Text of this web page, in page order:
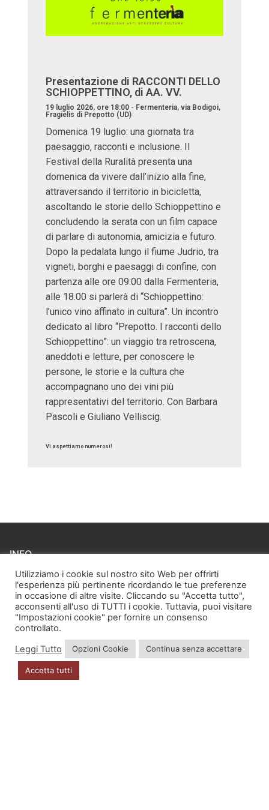
Presentazione di RACCONTI DELLO
SCHIOPPETTINO, di AA. VV.
19 luglio 2026, ore 18:00 - Fermenteria, via Bodigoi,
Fragielis di Prepotto (UD)
Domenica 19 luglio: una giornata tra
paesaggio, racconti e inclusione. Il
Festival della Ruralità presenta una
domenica da vivere dall’inizio alla fine,
attraversando il territorio in bicicletta,
ascoltando le storie dello Schioppettino e
concludendo la serata con un film capace
di parlare di autonomia, amicizia e futuro.
Dopo la pedalata lungo il fiume Judrio, tra
vigneti, borghi e paesaggi di confine, con
partenza alle ore 09:00 dalla Fermenteria,
alle 18.00 si parlerà di “Schioppettino:
l’unico vino affinato in cultura”. Un incontro
dedicato al libro “Prepotto. I racconti dello
Schioppettino”: un viaggio tra retroscena,
aneddoti e letture, per conoscere le
persone, le storie e la cultura che
accompagnano uno dei vini più
rappresentativi del territorio. Con Barbara
Pascoli e Giuliano Velliscig.
Vi aspettiamo numerosi!
INFO
Account
Privacy Policy
DOVE SIAMO
Via Zugliano 42
Utilizziamo i cookie sul nostro sito Web per offrirti
l'esperienza più pertinente ricordando le tue preferenze
in occasione di altre visite. Cliccando su "Accetta tutto",
acconsenti all'uso di TUTTI i cookie. Tuttavia, puoi visitare
"Impostazioni cookie" per fornire un consenso
controllato.
Leggi Tutto
Opzioni Cookie Continua senza accettare
Accetta tutti